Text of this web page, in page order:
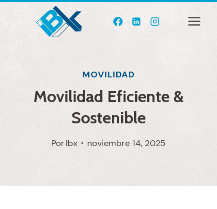
Saltar
contenido
MOVILIDAD
Movilidad Eficiente &
Sostenible
Por Ibx noviembre 14, 2025